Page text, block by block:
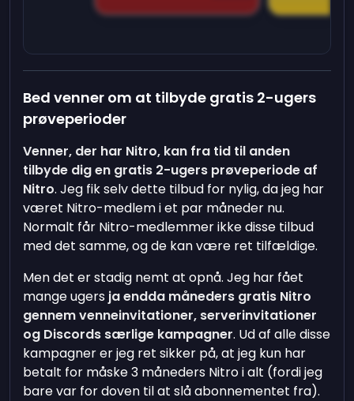
Bed venner om at tilbyde gratis 2-ugers
prøveperioder
Venner, der har Nitro, kan fra tid til anden
tilbyde dig en gratis 2-ugers prøveperiode af
Nitro. Jeg fik selv dette tilbud for nylig, da jeg har
været Nitro-medlem i et par måneder nu.
Normalt får Nitro-medlemmer ikke disse tilbud
med det samme, og de kan være ret tilfældige.
Men det er stadig nemt at opnå. Jeg har fået
mange ugers ja endda måneders gratis Nitro
gennem venneinvitationer, serverinvitationer
og Discords særlige kampagner. Ud af alle disse
kampagner er jeg ret sikker på, at jeg kun har
betalt for måske 3 måneders Nitro i alt (fordi jeg
bare var for doven til at slå abonnementet fra).